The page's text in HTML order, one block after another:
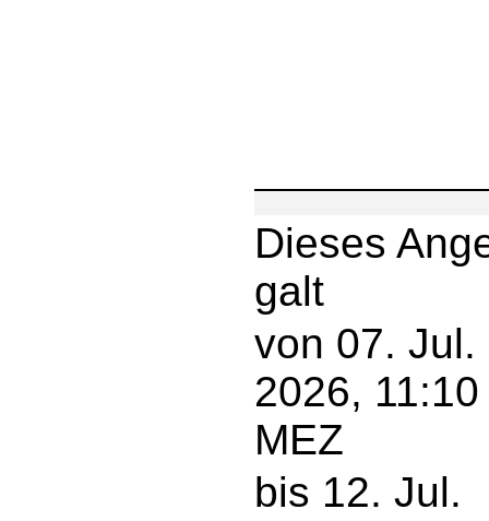
Dieses
galt
von 07. Jul.
2026, 11:10
MEZ
bis 12. Jul.